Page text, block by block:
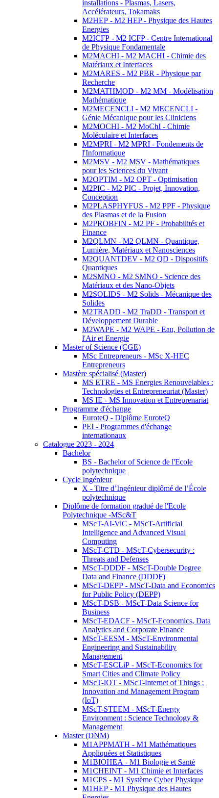
installations - Plasmas, Lasers,
Accélérateurs, Tokamaks
M2HEP - M2 HEP - Physique des Hautes
Energies
M2ICFP - M2 ICFP - Centre International
de Physique Fondamentale
M2MACHI - M2 MACHI - Chimie des
Matériaux et Interfaces
M2MARES - M2 PBR - Physique par
Recherche
M2MATHMOD - M2 MM - Modélisation
Mathématique
M2MECENCLI - M2 MECENCLI -
Génie Mécanique pour les Cliniciens
M2MOCHI - M2 MoChI - Chimie
Moléculaire et Interfaces
M2MPRI - M2 MPRI - Fondements de
l'Informatique
M2MSV - M2 MSV - Mathématiques
pour les Sciences du Vivant
M2OPTIM - M2 OPT - Optimisation
M2PIC - M2 PIC - Projet, Innovation,
Conception
M2PLASPHYFUS - M2 PPF - Physique
des Plasmas et de la Fusion
M2PROBFIN - M2 PF - Probabilités et
Finance
M2QLMN - M2 QLMN - Quantique,
Lumière, Matériaux et Nanosciences
M2QUANTDEV - M2 QD - Dispositifs
Quantiques
M2SMNO - M2 SMNO - Science des
Matériaux et des Nano-Objets
M2SOLIDS - M2 Solids - Mécanique des
Solides
M2TRADD - M2 TraDD - Transport et
Développement Durable
M2WAPE - M2 WAPE - Eau, Pollution de
l'Air et Energie
Master of Science (CGE)
MSc Entrepreneurs - MSc X-HEC
Entrepreneurs
Mastère spécialisé (Master)
MS ETRE - MS Energies Renouvelables :
Technologies et Entrepreneuriat (Master)
MS IE - MS Innovation et Entreprenariat
Programme d'échange
EuroteQ - Diplôme EuroteQ
PEI - Programmes d'échange
internationaux
Catalogue 2023 - 2024
Bachelor
BS - Bachelor of Science de l'Ecole
polytechnique
Cycle Ingénieur
X - Titre d’Ingénieur diplômé de l’École
polytechnique
Diplôme de formation gradué de l'Ecole
Polytechnique -MSc&T
MScT-AI-ViC - MScT-Artificial
Intelligence and Advanced Visual
Computing
MScT-CTD - MScT-Cybersecurity :
Threats and Defenses
MScT-DDDF - MScT-Double Degree
Data and Finance (DDDF)
MScT-DEPP - MScT-Data and Economics
for Public Policy (DEPP)
MScT-DSB - MScT-Data Science for
Business
MScT-EDACF - MScT-Economics, Data
Analytics and Corporate Finance
MScT-EESM - MScT-Environmental
Engineering and Sustainability
Management
MScT-ESCLiP - MScT-Economics for
Smart Cities and Climate Policy
MScT-IOT - MScT-Internet of Things :
Innovation and Management Program
(IoT)
MScT-STEEM - MScT-Energy
Environment : Science Technology &
Management
Master (DNM)
M1APPMATH - M1 Mathématiques
Appliquées et Statistiques
M1BIOHEA - M1 Biologie et Santé
M1CHEINT - M1 Chimie et Interfaces
M1CPS - M1 Système Cyber Physique
M1HEP - M1 Physique des Hautes